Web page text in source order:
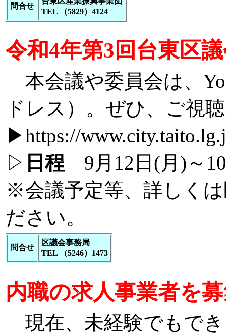
問合せ
TEL （5829）4124
令和4年第3回台東区
本会議や委員会は、
ドレス）。ぜひ、ご視
▶https://
▷ 日程 9月12日(月)～
※会議予定等、詳しく
ださい。
問合せ
区議会事務局
TEL （5246）1473
内職の求人事業者を
現在、未経験でもで